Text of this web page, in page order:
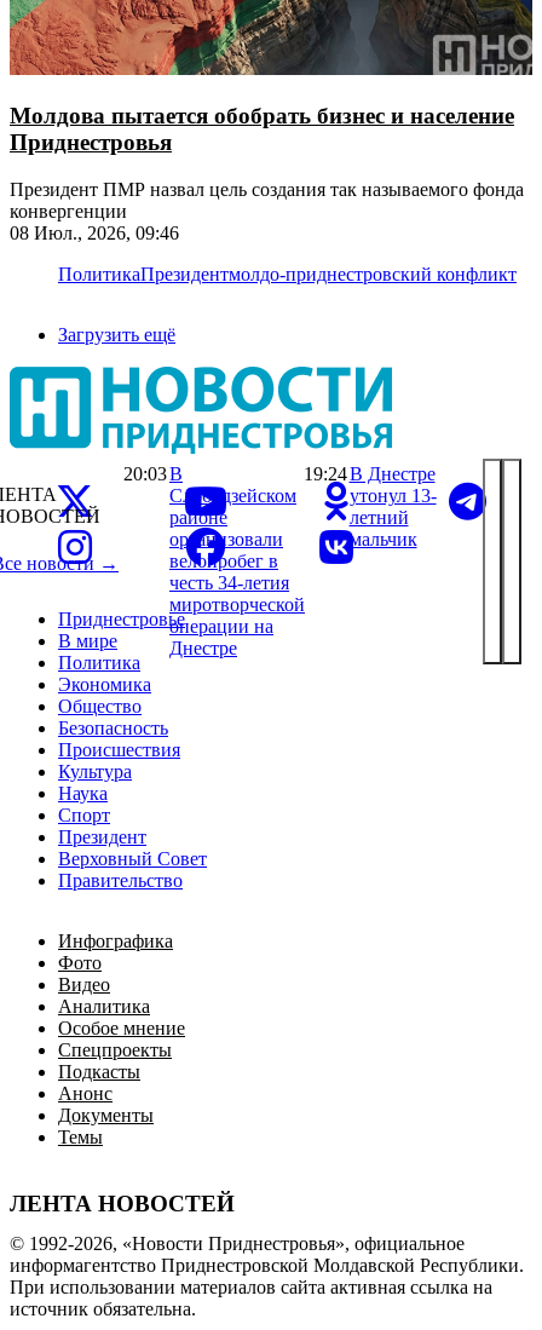
Молдова пытается обобрать бизнес и население
Приднестровья
Президент ПМР назвал цель создания так называемого фонда
конвергенции
08 Июл., 2026, 09:46
ПолитикаПрезидентмолдо-приднестровский конфликт
Загрузить ещё
Приднестровье
В мире
Политика
Экономика
Общество
Безопасность
Происшествия
Культура
Наука
Спорт
Президент
Верховный Совет
Правительство
Инфографика
Фото
Видео
Аналитика
Особое мнение
Спецпроекты
Подкасты
Анонс
Документы
Темы
ЛЕНТА НОВОСТЕЙ
новости →
20:03В
Слободзейском
районе
организовали
велопробег в
честь 34-летия
миротворческой
операции на
Днестре
19:24В Днестре
утонул 13-
летний
мальчик
© 1992-2026, «Новости Приднестровья», официальное
информагентство Приднестровской Молдавской Республики.
При использовании материалов сайта активная ссылка на
источник обязательна.